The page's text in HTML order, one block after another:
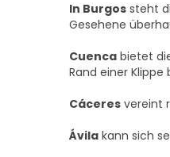
In Burgos steht
Gesehene
Cuenca bietet
Rand einer Klippe
Cáceres vereint
Ávila kann sich